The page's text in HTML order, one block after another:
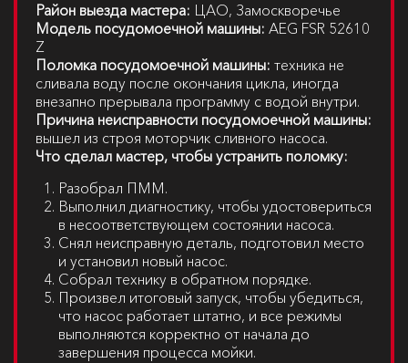
Район выезда мастера: ЦАО, Замоскворечье
Модель посудомоечной машины: AEG FSR 52610
Z
Поломка посудомоечной машины: техника не
сливала воду после окончания цикла, иногда
внезапно прерывала программу с водой внутри.
Причина неисправности посудомоечной машины:
вышел из строя моторчик сливного насоса.
Что сделал мастер, чтобы устранить поломку:
Разобрал ПММ.
Выполнил диагностику, чтобы удостовериться
в несоответствующем состоянии насоса.
Снял неисправную деталь, подготовил место
и установил новый насос.
Собрал технику в обратном порядке.
Произвел итоговый запуск, чтобы убедиться,
что насос работает штатно, и все режимы
выполняются корректно от начала до
завершения процесса мойки.